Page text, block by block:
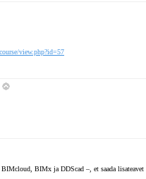
view.php?id=57
BIMx ja DDScad –, et saada